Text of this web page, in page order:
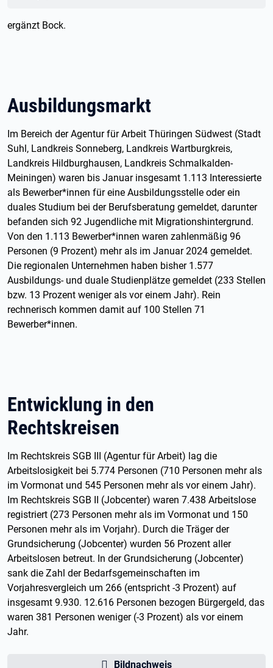
ergänzt Bock.
Ausbildungsmarkt
Im Bereich der Agentur für Arbeit Thüringen Südwest (Stadt
Suhl, Landkreis Sonneberg, Landkreis Wartburgkreis,
Landkreis Hildburghausen, Landkreis Schmalkalden-
Meiningen) waren bis Januar insgesamt 1.113 Interessierte
als Bewerber*innen für eine Ausbildungsstelle oder ein
duales Studium bei der Berufsberatung gemeldet, darunter
befanden sich 92 Jugendliche mit Migrationshintergrund.
Von den 1.113 Bewerber*innen waren zahlenmäßig 96
Personen (9 Prozent) mehr als im Januar 2024 gemeldet.
Die regionalen Unternehmen haben bisher 1.577
Ausbildungs- und duale Studienplätze gemeldet (233 Stellen
bzw. 13 Prozent weniger als vor einem Jahr). Rein
rechnerisch kommen damit auf 100 Stellen 71
Bewerber*innen.
Entwicklung in den
Rechtskreisen
Im Rechtskreis SGB III (Agentur für Arbeit) lag die
Arbeitslosigkeit bei 5.774 Personen (710 Personen mehr als
im Vormonat und 545 Personen mehr als vor einem Jahr).
Im Rechtskreis SGB II (Jobcenter) waren 7.438 Arbeitslose
registriert (273 Personen mehr als im Vormonat und 150
Personen mehr als im Vorjahr). Durch die Träger der
Grundsicherung (Jobcenter) wurden 56 Prozent aller
Arbeitslosen betreut. In der Grundsicherung (Jobcenter)
sank die Zahl der Bedarfsgemeinschaften im
Vorjahresvergleich um 266 (entspricht -3 Prozent) auf
insgesamt 9.930. 12.616 Personen bezogen Bürgergeld, das
waren 381 Personen weniger (-3 Prozent) als vor einem
Jahr.
Bildnachweis